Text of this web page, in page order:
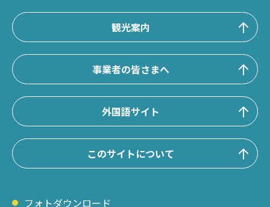
観光案内
事業者の皆さまへ
外国語サイト
このサイトについて
フォトダウンロード